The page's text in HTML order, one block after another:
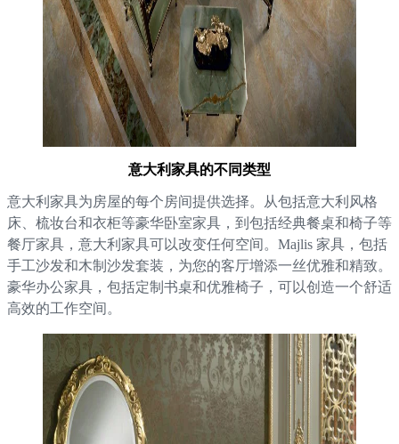
意大利家具的不同类型
意大利家具为房屋的每个房间提供选择。从包括意大利风格
床、梳妆台和衣柜等豪华卧室家具，到包括经典餐桌和椅子等
餐厅家具，意大利家具可以改变任何空间。Majlis 家具，包括
手工沙发和木制沙发套装，为您的客厅增添一丝优雅和精致。
豪华办公家具，包括定制书桌和优雅椅子，可以创造一个舒适
高效的工作空间。